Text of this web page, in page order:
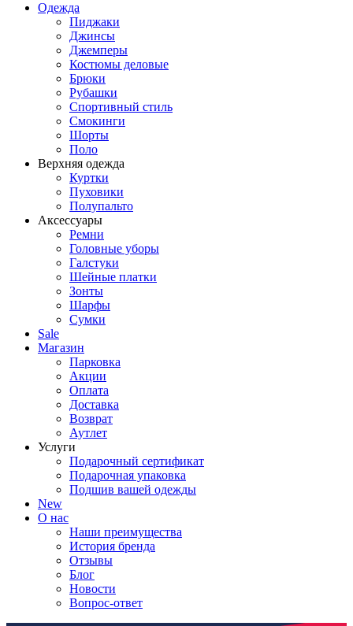
Одежда
Пиджаки
Джинсы
Джемперы
Костюмы деловые
Брюки
Рубашки
Спортивный стиль
Смокинги
Шорты
Поло
Верхняя одежда
Куртки
Пуховики
Полупальто
Аксессуары
Ремни
Головные уборы
Галстуки
Шейные платки
Зонты
Шарфы
Сумки
Sale
Магазин
Парковка
Акции
Оплата
Доставка
Возврат
Аутлет
Услуги
Подарочный сертификат
Подарочная упаковка
Подшив вашей одежды
New
О нас
Наши преимущества
История бренда
Отзывы
Блог
Новости
Вопрос-ответ